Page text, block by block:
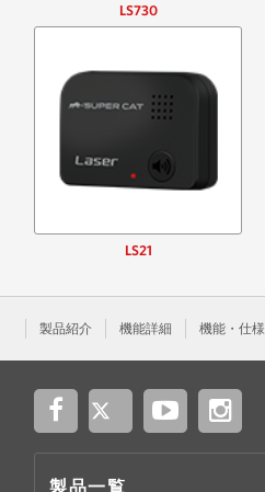
LS730
LS21
製品紹介 機能詳細 機能・仕様
製品一覧